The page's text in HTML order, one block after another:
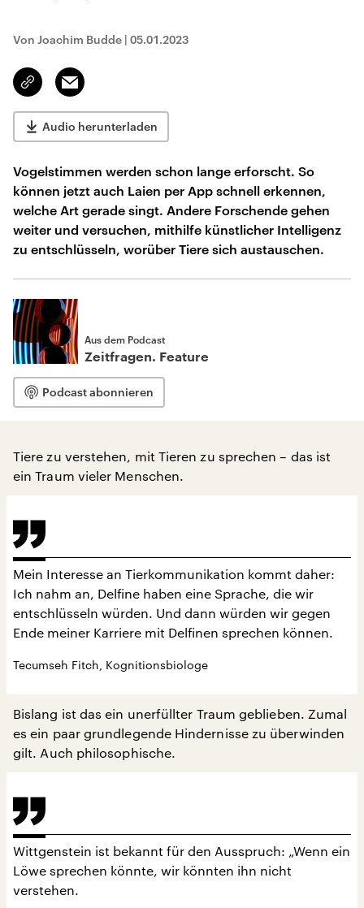
Von Joachim Budde | 05.01.2023
Link
kopieren/teilen
Email
Audio herunterladen
Vogelstimmen werden schon lange erforscht. So
können jetzt auch Laien per App schnell erkennen,
welche Art gerade singt. Andere Forschende gehen
weiter und versuchen, mithilfe künstlicher Intelligenz
zu entschlüsseln, worüber Tiere sich austauschen.
Aus dem Podcast
Zeitfragen. Feature
Podcast abonnieren
Tiere zu verstehen, mit Tieren zu sprechen – das ist
ein Traum vieler Menschen.
Mein Interesse an Tierkommunikation kommt daher:
Ich nahm an, Delfine haben eine Sprache, die wir
entschlüsseln würden. Und dann würden wir gegen
Ende meiner Karriere mit Delfinen sprechen können.
Tecumseh Fitch, Kognitionsbiologe
Bislang ist das ein unerfüllter Traum geblieben. Zumal
es ein paar grundlegende Hindernisse zu überwinden
gilt. Auch philosophische.
Wittgenstein ist bekannt für den Ausspruch: „Wenn ein
Löwe sprechen könnte, wir könnten ihn nicht
verstehen.